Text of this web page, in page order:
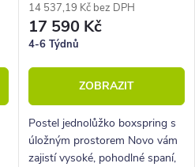
14 537,19 Kč bez DPH
17 590 Kč
4-6 Týdnů
ZOBRAZIT
Postel jednolůžko boxspring s
úložným prostorem Novo vám
zajistí vysoké, pohodlné spaní,